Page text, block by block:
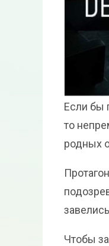
Если бы
то
родных
Чтобы